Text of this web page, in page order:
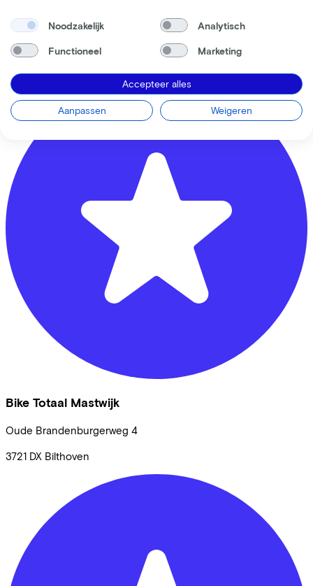
Krommestraat 61
3811 CB Amersfoort
Bike Totaal Mastwijk
Oude Brandenburgerweg 4
3721 DX Bilthoven
Noodzakelijk Analytisch
Functioneel Marketing
Accepteer alles
Aanpassen Weigeren